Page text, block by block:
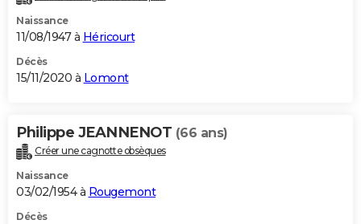
Naissance
11/08/1947 à Héricourt
Décès
15/11/2020 à Lomont
Philippe JEANNENOT (66 ans)
Créer une cagnotte obsèques
Naissance
03/02/1954 à Rougemont
Décès